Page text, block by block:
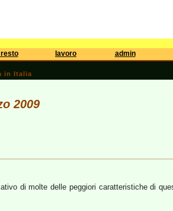
lavoro admin
in Italia
2009
di molte delle peggiori caratteristiche di